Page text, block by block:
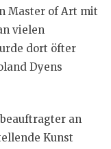
Master of Art mit
vielen
dort öfter
Dyens
an
Kunst